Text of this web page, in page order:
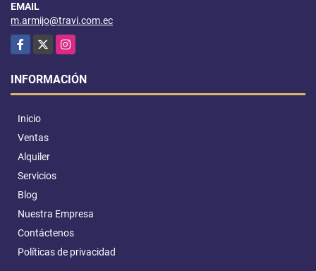
EMAIL
m.armijo@travi.com.ec
Facebook
X Instagram
INFORMACIÓN
Inicio
Ventas
Alquiler
Servicios
Blog
Nuestra Empresa
Contáctenos
Políticas de privacidad